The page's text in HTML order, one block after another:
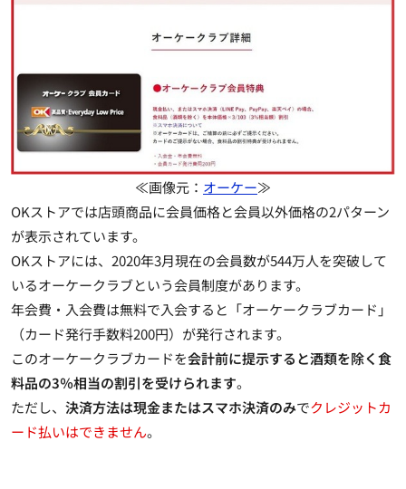
≪画像元： オーケー≫
OKストアでは店頭商品に会員価格と会員以外価格の2パターン
が表示されています。
OKストアには、2020年3月現在の会員数が544万人を突破して
いるオーケークラブという会員制度があります。
年会費・入会費は無料で入会すると「オーケークラブカード」
（カード発行手数料200円）が発行されます。
このオーケークラブカードを会計前に提示すると酒類を除く食
料品の3％相当の割引を受けられます。
ただし、 決済方法は現金またはスマホ決済のみでクレジットカ
ード払いはできません。